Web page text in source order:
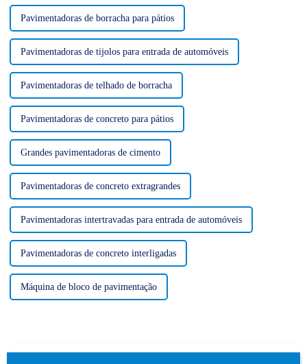
Pavimentadoras de borracha para pátios
Pavimentadoras de tijolos para entrada de automóveis
Pavimentadoras de telhado de borracha
Pavimentadoras de concreto para pátios
Grandes pavimentadoras de cimento
Pavimentadoras de concreto extragrandes
Pavimentadoras intertravadas para entrada de automóveis
Pavimentadoras de concreto interligadas
Máquina de bloco de pavimentação